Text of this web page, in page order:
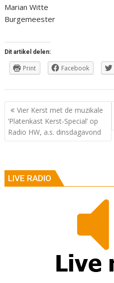
Marian Witte
Burgemeester
Dit artikel delen:
Print Facebook
Berichtnavigatie
Vier Kerst met de muzikale
‘Platenkast Kerst-Special’ op
Radio HW, a.s. dinsdagavond
LIVE RADIO